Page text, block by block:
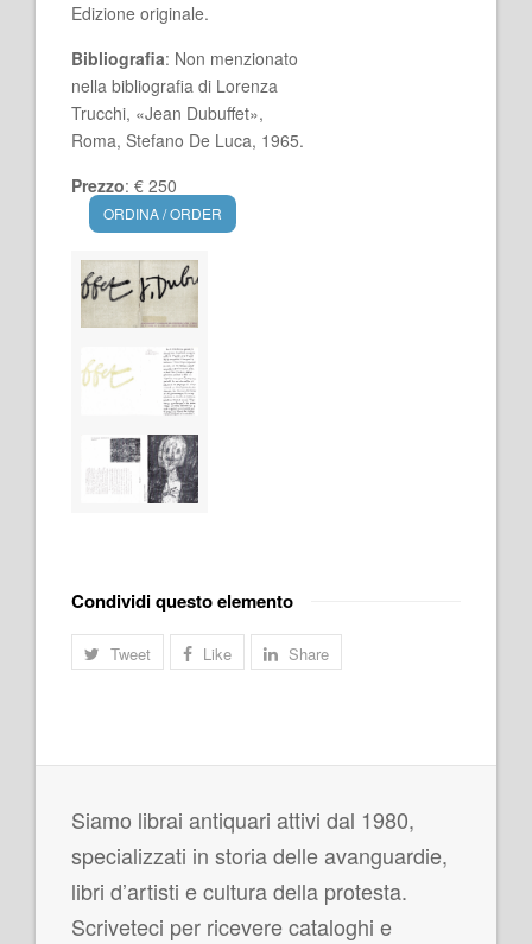
Edizione originale.
Bibliografia: Non menzionato
nella bibliografia di Lorenza
Trucchi, «Jean Dubuffet»,
Roma, Stefano De Luca, 1965.
Prezzo: € 250
ORDINA / ORDER
Condividi questo elemento
Tweet Like Share
Siamo librai antiquari attivi dal 1980,
specializzati in storia delle avanguardie,
libri d’artisti e cultura della protesta.
Scriveteci per ricevere cataloghi e